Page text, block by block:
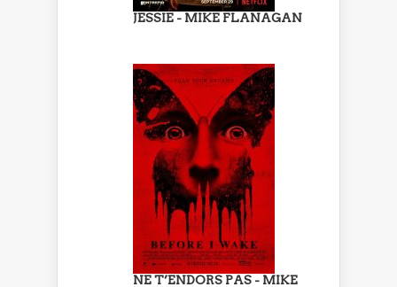
JESSIE - MIKE FLANAGAN
NE T’ENDORS PAS - MIKE